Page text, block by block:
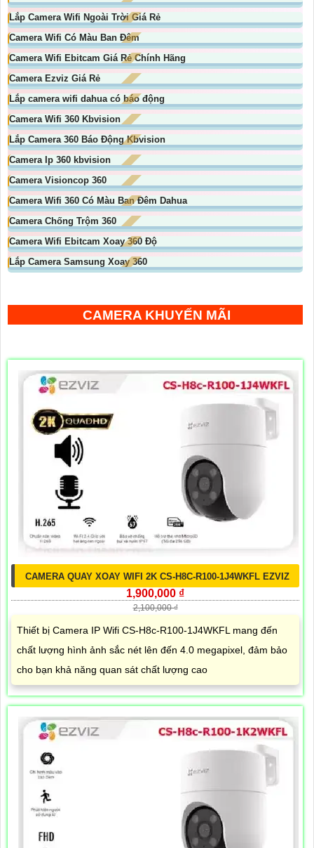
Lắp Camera Wifi Ngoài Trời Giá Rẻ
Camera Wifi Có Màu Ban Đêm
Camera Wifi Ebitcam Giá Rẻ Chính Hãng
Camera Ezviz Giá Rẻ
Lắp camera wifi dahua có báo động
Camera Wifi 360 Kbvision
Lắp Camera 360 Báo Động Kbvision
Camera Ip 360 kbvision
Camera Visioncop 360
Camera Wifi 360 Có Màu Ban Đêm Dahua
Camera Chống Trộm 360
Camera Wifi Ebitcam Xoay 360 Độ
Lắp Camera Samsung Xoay 360
CAMERA KHUYẾN MÃI
CAMERA QUAY XOAY WIFI 2K CS-H8C-R100-1J4WKFL EZVIZ
1,900,000 ₫
2,100,000 ₫
Thiết bị Camera IP Wifi CS-H8c-R100-1J4WKFL mang đến
chất lượng hình ảnh sắc nét lên đến 4.0 megapixel, đảm bảo
cho bạn khả năng quan sát chất lượng cao